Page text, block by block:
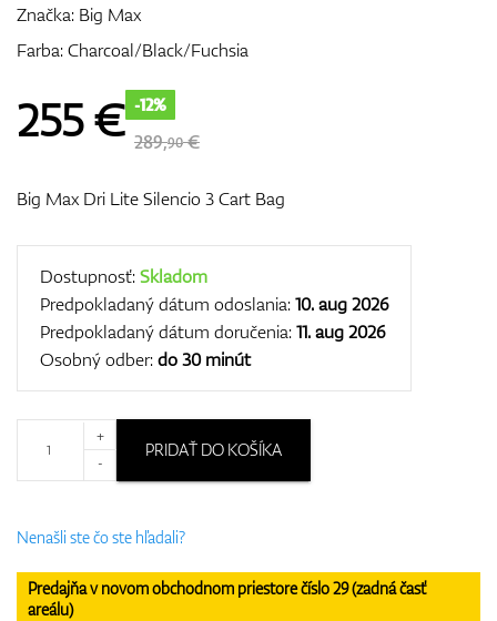
GPS/Zameriavače
Darčekové poukážky
Značka: Big Max
Farba: Charcoal/Black/Fuchsia
255€ -12%
289,90€
Big Max Dri Lite Silencio 3 Cart Bag
Dostupnosť:Skladom
Predpokladaný dátum odoslania:10. aug 2026
Predpokladaný dátum doručenia:11. aug 2026
Osobný odber:do 30 minút
+
-
PRIDAŤ DO KOŠÍKA
Nenašli ste čo ste hľadali?
Predajňa v novom obchodnom priestore číslo 29 (zadná časť
areálu)